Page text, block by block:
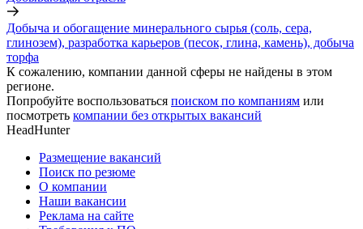
Добыча и обогащение минерального сырья (соль, сера,
глинозем), разработка карьеров (песок, глина, камень), добыча
торфа
К сожалению, компании данной сферы не найдены в этом
регионе.
Попробуйте воспользоваться поиском по компаниям или
посмотреть компании без открытых вакансий
HeadHunter
Размещение вакансий
Поиск по резюме
О компании
Наши вакансии
Реклама на сайте